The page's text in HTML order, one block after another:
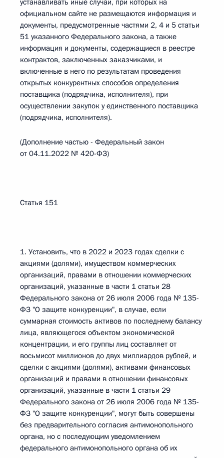
устанавливать иные случаи, при которых на
официальном сайте не размещаются информация и
документы, предусмотренные частями 2, 4 и 5 статьи
51 указанного Федерального закона, а также
информация и документы, содержащиеся в реестре
контрактов, заключенных заказчиками, и
включенные в него по результатам проведения
открытых конкурентных способов определения
поставщика (подрядчика, исполнителя), при
осуществлении закупок у единственного поставщика
(подрядчика, исполнителя).
(Дополнение частью - Федеральный закон
от 04.11.2022 № 420-ФЗ)
Статья 151
1. Установить, что в 2022 и 2023 годах сделки с
акциями (долями), имуществом коммерческих
организаций, правами в отношении коммерческих
организаций, указанные в части 1 статьи 28
Федерального закона от 26 июля 2006 года № 135-
ФЗ "О защите конкуренции", в случае, если
суммарная стоимость активов по последнему балансу
лица, являющегося объектом экономической
концентрации, и его группы лиц составляет от
восьмисот миллионов до двух миллиардов рублей, и
сделки с акциями (долями), активами финансовых
организаций и правами в отношении финансовых
организаций, указанные в части 1 статьи 29
Федерального закона от 26 июля 2006 года № 135-
ФЗ "О защите конкуренции", могут быть совершены
без предварительного согласия антимонопольного
органа, но с последующим уведомлением
федерального антимонопольного органа об их